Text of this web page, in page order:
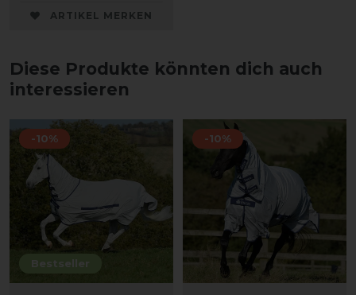
ARTIKEL MERKEN
Diese Produkte könnten dich auch
interessieren
Bestseller
-10% -10%